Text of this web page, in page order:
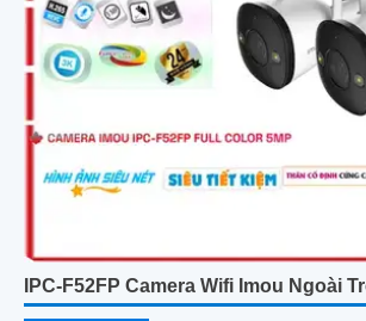
IPC-F52FP Camera Wifi Imou Ngoài